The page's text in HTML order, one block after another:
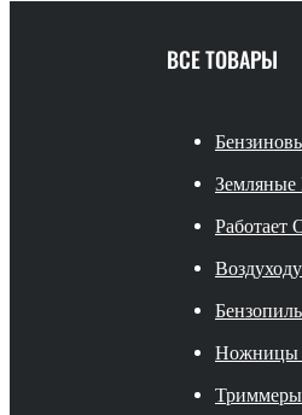
ВСЕ ТОВАРЫ
Работает
Ножницы